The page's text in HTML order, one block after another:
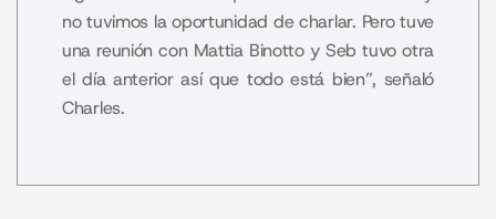
no tuvimos la oportunidad de charlar. Pero tuve
una reunión con Mattia Binotto y Seb tuvo otra
el día anterior así que todo está bien”, señaló
Charles.